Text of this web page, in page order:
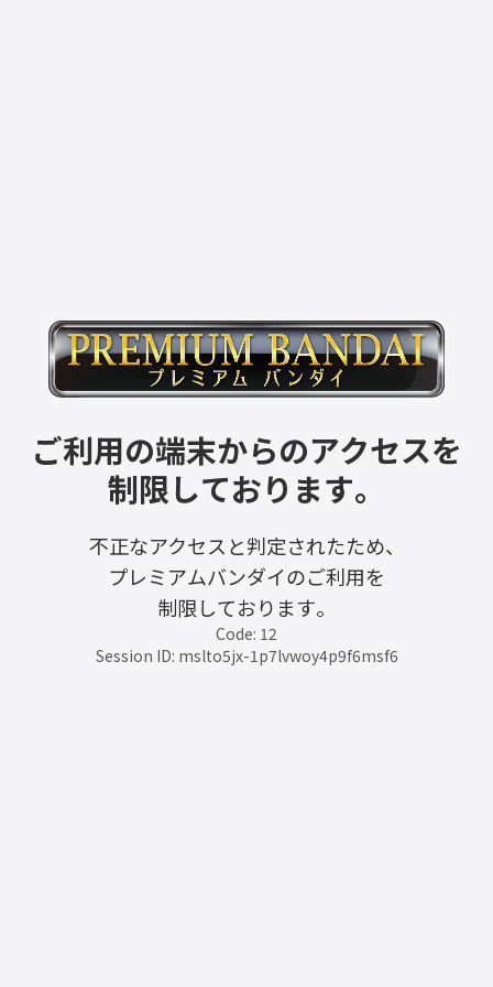
ご利用の端末からのアクセスを
制限しております。
不正なアクセスと判定されたため、
プレミアムバンダイのご利用を
制限しております。
Code: 12
Session ID: mslto5jx-1p7lvwoy4p9f6msf6